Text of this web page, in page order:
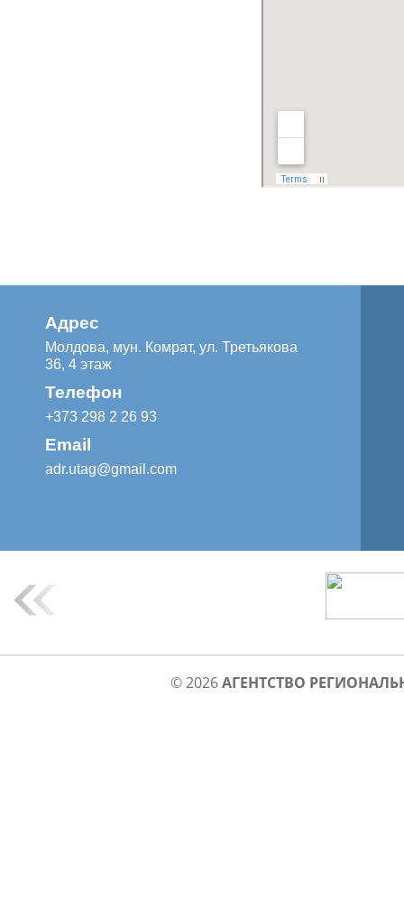
Адрес
Молдова, мун. Комрат, ул. Третьякова
36, 4 этаж
Телефон
+373 298 2 26 93
Email
adr.utag@gmail.com
© 2026АГЕНТСТВО